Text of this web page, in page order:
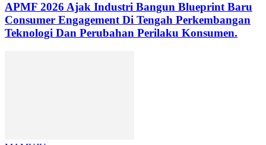
APMF 2026 Ajak Industri Bangun Blueprint Baru
Consumer Engagement Di Tengah Perkembangan
Teknologi Dan Perubahan Perilaku Konsumen.